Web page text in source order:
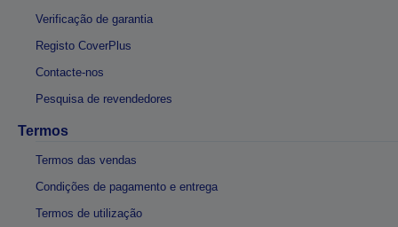
Verificação de garantia
Registo CoverPlus
Contacte-nos
Pesquisa de revendedores
Termos
Termos das vendas
Condições de pagamento e entrega
Termos de utilização